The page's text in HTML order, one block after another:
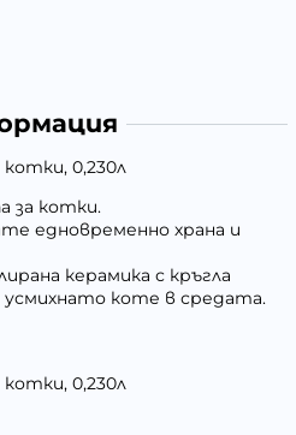
0,230л
за котки.
едновременно храна и
керамика с кръгла
усмихнато коте в средата.
0,230л